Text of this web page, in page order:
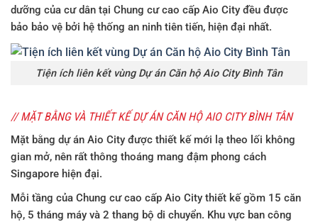
dưỡng của cư dân tại Chung cư cao cấp Aio City đều được
bảo bảo vệ bởi hệ thống an ninh tiên tiến, hiện đại nhất.
Tiện ích liên kết vùng Dự án Căn hộ Aio City Bình Tân
// MẶT BẰNG VÀ THIẾT KẾ DỰ ÁN CĂN HỘ AIO CITY BÌNH TÂN
Mặt bằng dự án Aio City được thiết kế mới lạ theo lối không
gian mở, nên rất thông thoáng mang đậm phong cách
Singapore hiện đại.
Mỗi tầng của Chung cư cao cấp Aio City thiết kế gồm 15 căn
hộ, 5 tháng máy và 2 thang bộ di chuyển. Khu vực ban công